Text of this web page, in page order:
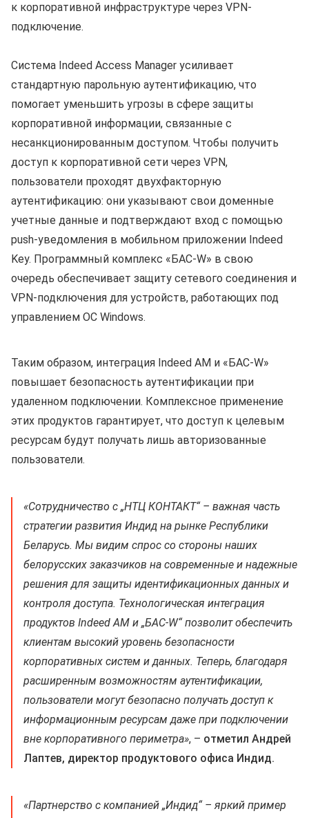
к корпоративной инфраструктуре через VPN-
подключение.
Система Indeed Access Manager усиливает
стандартную парольную аутентификацию, что
помогает уменьшить угрозы в сфере защиты
корпоративной информации, связанные с
несанкционированным доступом. Чтобы получить
доступ к корпоративной сети через VPN,
пользователи проходят двухфакторную
аутентификацию: они указывают свои доменные
учетные данные и подтверждают вход с помощью
push-уведомления в мобильном приложении Indeed
Key. Программный комплекс «БАС‑W» в свою
очередь обеспечивает защиту сетевого соединения и
VPN‑подключения для устройств, работающих под
управлением ОС Windows.
Таким образом, интеграция Indeed AM и «БАС‑W»
повышает безопасность аутентификации при
удаленном подключении. Комплексное применение
этих продуктов гарантирует, что доступ к целевым
ресурсам будут получать лишь авторизованные
пользователи.
«Сотрудничество с „НТЦ КОНТАКТ“ – важная часть
стратегии развития Индид на рынке Республики
Беларусь. Мы видим спрос со стороны наших
белорусских заказчиков на современные и надежные
решения для защиты идентификационных данных и
контроля доступа. Технологическая интеграция
продуктов Indeed AM и „БАС‑W“ позволит обеспечить
клиентам высокий уровень безопасности
корпоративных систем и данных. Теперь, благодаря
расширенным возможностям аутентификации,
пользователи могут безопасно получать доступ к
информационным ресурсам даже при подключении
вне корпоративного периметра», – отметил Андрей
Лаптев, директор продуктового офиса Индид.
«Партнерство с компанией „Индид“ – яркий пример